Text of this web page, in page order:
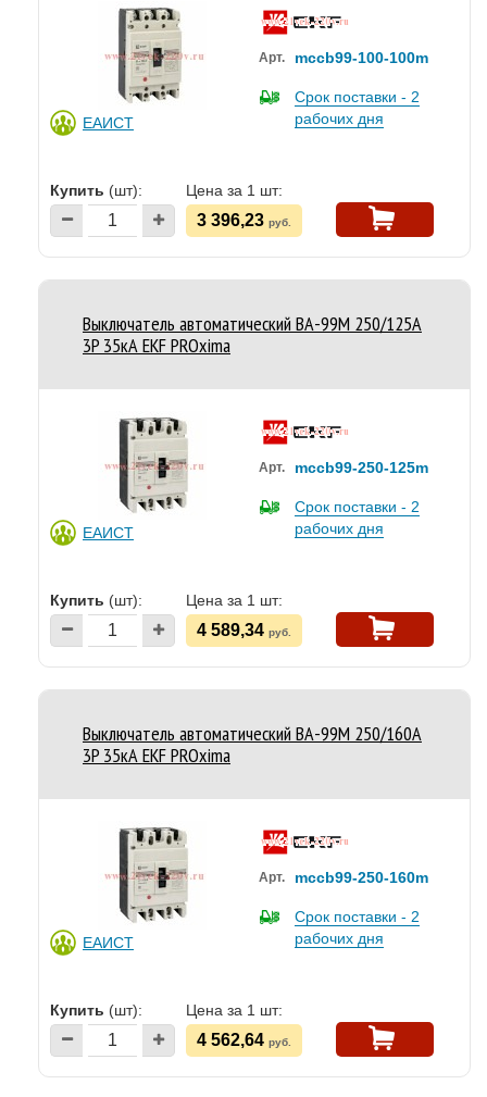
ЕАИСТ
Арт. mccb99-100-100m
Срок поставки - 2
рабочих дня
Купить (шт): Цена за 1 шт:
3 396,23 руб.
Выключатель автоматический ВА-99M 250/125А
3P 35кА EKF PROxima
ЕАИСТ
Арт. mccb99-250-125m
Срок поставки - 2
рабочих дня
Купить (шт): Цена за 1 шт:
4 589,34 руб.
Выключатель автоматический ВА-99M 250/160А
3P 35кА EKF PROxima
ЕАИСТ
Арт. mccb99-250-160m
Срок поставки - 2
рабочих дня
Купить (шт): Цена за 1 шт:
4 562,64 руб.